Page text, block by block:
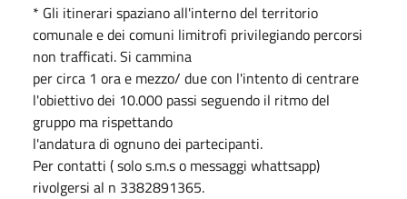
* Gli itinerari spaziano all'interno del territorio
comunale e dei comuni limitrofi privilegiando percorsi
non trafficati. Si cammina
per circa 1 ora e mezzo/ due con l'intento di centrare
l'obiettivo dei 10.000 passi seguendo il ritmo del
gruppo ma rispettando
l'andatura di ognuno dei partecipanti.
Per contatti ( solo s.m.s o messaggi whattsapp)
rivolgersi al n 3382891365.